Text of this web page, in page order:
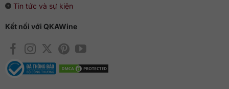
Tin tức và sự kiện
Kết nối với QKAWine